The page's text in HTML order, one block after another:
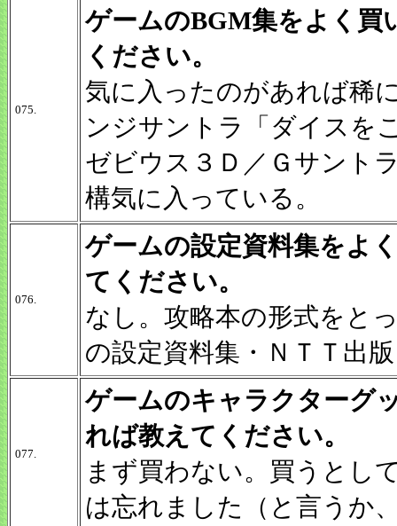
075.
ゲームのBGM集をよく買
ください。
気に入ったのがあれば稀
ンジサントラ「ダイスを
ゼビウス３Ｄ／Ｇサント
構気に入っている。
076.
ゲームの設定資料集をよ
てください。
なし。攻略本の形式をと
の設定資料集・ＮＴＴ出
077.
ゲームのキャラクターグ
れば教えてください。
まず買わない。買うとし
は忘れました（と言うか